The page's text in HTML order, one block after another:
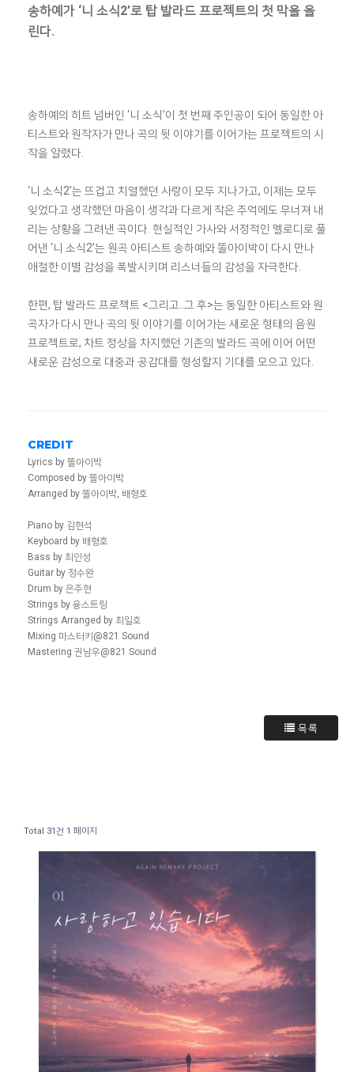
송하예가 ‘니 소식2’로 탑 발라드 프로젝트의 첫 막을 올
린다.
송하예의 히트 넘버인 ‘니 소식’이 첫 번째 주인공이 되어 동일한 아
티스트와 원작자가 만나 곡의 뒷 이야기를 이어가는 프로젝트의 시
작을 알렸다.
‘니 소식2’는 뜨겁고 치열했던 사랑이 모두 지나가고, 이제는 모두
잊었다고 생각했던 마음이 생각과 다르게 작은 추억에도 무너져 내
리는 상황을 그려낸 곡이다. 현실적인 가사와 서정적인 멜로디로 풀
어낸 ‘니 소식2’는 원곡 아티스트 송하예와 똘아이박이 다시 만나
애절한 이별 감성을 폭발시키며 리스너들의 감성을 자극한다.
한편, 탑 발라드 프로젝트 <그리고..그 후>는 동일한 아티스트와 원
곡자가 다시 만나 곡의 뒷 이야기를 이어가는 새로운 형태의 음원
프로젝트로, 차트 정상을 차지했던 기존의 발라드 곡에 이어 어떤
새로운 감성으로 대중과 공감대를 형성할지 기대를 모으고 있다.
CREDIT
Lyrics by 똘아이박
Composed by 똘아이박
Arranged by 똘아이박, 배형호
Piano by 김현석
Keyboard by 배형호
Bass by 최인성
Guitar by 정수완
Drum by 은주현
Strings by 융스트링
Strings Arranged by 최일호
Mixing 마스터키@821 Sound
Mastering 권남우@821 Sound
목록
Total 31건 1 페이지